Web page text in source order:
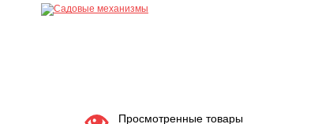
Просмотренные товары